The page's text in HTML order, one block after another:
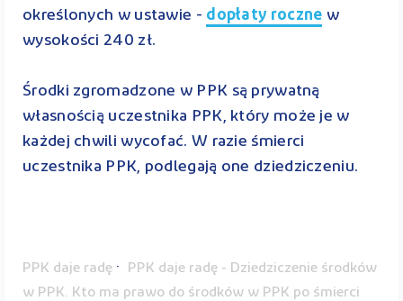
określonych w ustawie - dopłaty roczne w
wysokości 240 zł.
Środki zgromadzone w PPK są prywatną
własnością uczestnika PPK, który może je w
każdej chwili wycofać. W razie śmierci
uczestnika PPK, podlegają one dziedziczeniu.
PPK daje radę ·
PPK daje radę - Dziedziczenie środków
w PPK. Kto ma prawo do środków w PPK po śmierci